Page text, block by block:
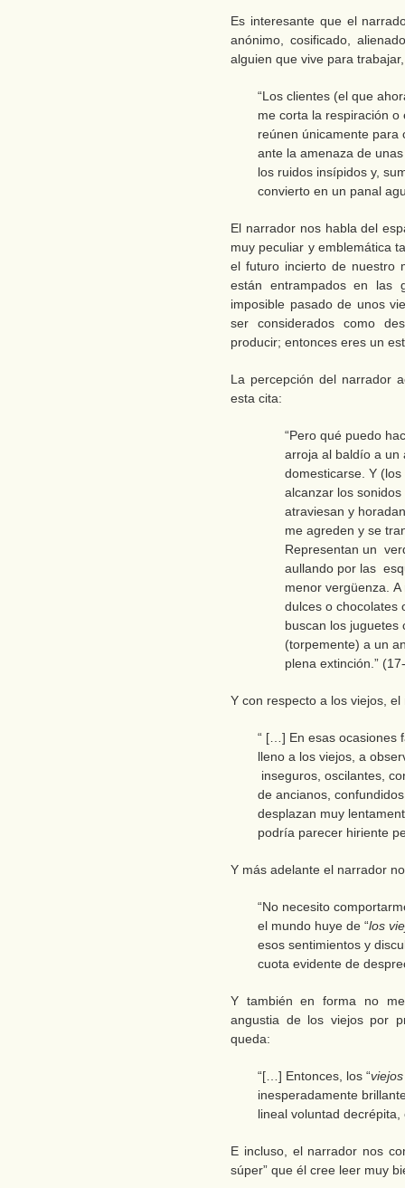
Es interesante que el
anónimo, cosificado,
alguien que vive para
“Los clientes (el que
me corta la respiración
reúnen únicamente para
ante la amenaza de
los ruidos insípidos y,
convierto en un panal
El narrador nos habla del
muy peculiar y emblemática
el futuro incierto de nuestro
están entrampados en las
imposible pasado de unos
ser considerados como
producir; entonces eres un
La percepción del narrador
esta cita:
“Pero qué puedo
arroja al baldío a un
domesticarse. Y
alcanzar los
atraviesan y
me agreden y se
Representan un
aullando por las
menor vergüenza.
dulces o chocolates
buscan los juguetes
(torpemente) a un
plena extinción.”
Y con respecto a los viejos,
“ […] En esas ocasiones
lleno a los viejos, a
inseguros, oscilantes,
de ancianos,
desplazan muy
podría parecer hiriente
Y más adelante el narrador
“No necesito
el mundo huye de “los
esos sentimientos y
cuota evidente de
Y también en forma no
angustia de los viejos por
queda:
“[…] Entonces, los “
inesperadamente
lineal voluntad
E incluso, el narrador nos
súper” que él cree leer muy